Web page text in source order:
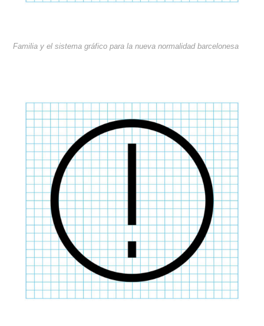
Familia y el sistema gráfico para la nueva normalidad barcelonesa